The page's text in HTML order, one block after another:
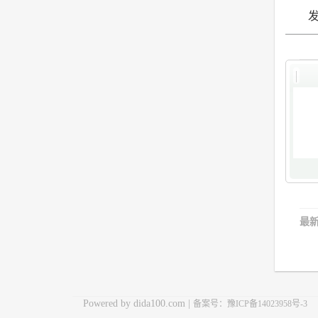
最
Powered by dida100.com | 备案号：豫ICP备14023958号-3